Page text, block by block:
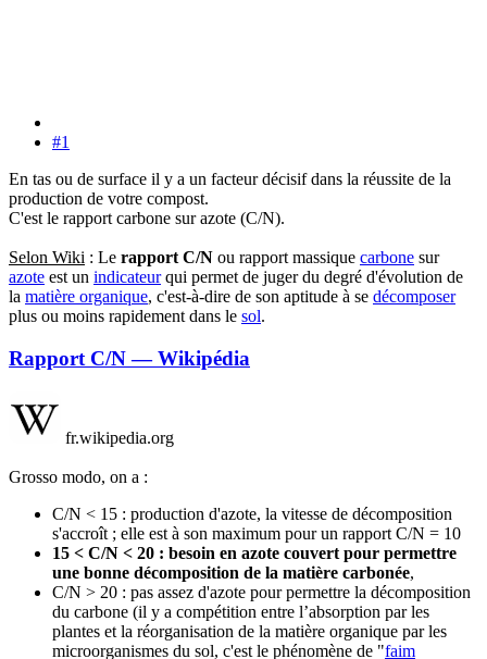
#1
En tas ou de surface il y a un facteur décisif dans la réussite de la
production de votre compost.
C'est le rapport carbone sur azote (C/N).
Selon Wiki : Le rapport C/N ou rapport massique carbone sur
azote est un indicateurqui permet de juger du degré d'évolution de
la matière organique, c'est-à-dire de son aptitude à se décomposer
plus ou moins rapidement dans le sol.
Rapport C/N — Wikipédia
fr.wikipedia.org
Grosso modo, on a :
C/N < 15 : production d'azote, la vitesse de décomposition
s'accroît ; elle est à son maximum pour un rapport C/N = 10
15 < C/N < 20 : besoin en azote couvert pour permettre
une bonne décomposition de la matière carbonée,
C/N > 20 : pas assez d'azote pour permettre la décomposition
du carbone (il y a compétition entre l’absorption par les
plantes et la réorganisation de la matière organique par les
microorganismes du sol, c'est le phénomène de "faim